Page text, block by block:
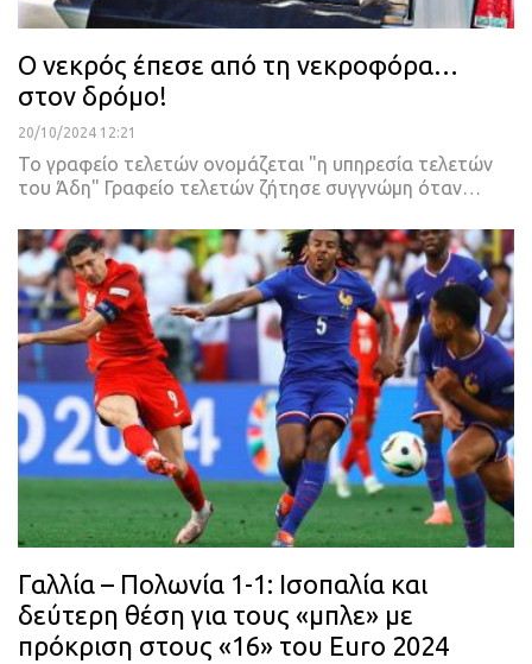
Ο νεκρός έπεσε από τη νεκροφόρα…
στον δρόμο!
20/10/2024 12:21
Το γραφείο τελετών ονομάζεται "η υπηρεσία τελετών
του Άδη" Γραφείο τελετών ζήτησε συγγνώμη όταν…
Γαλλία – Πολωνία 1-1: Ισοπαλία και
δεύτερη θέση για τους «μπλε» με
πρόκριση στους «16» του Euro 2024